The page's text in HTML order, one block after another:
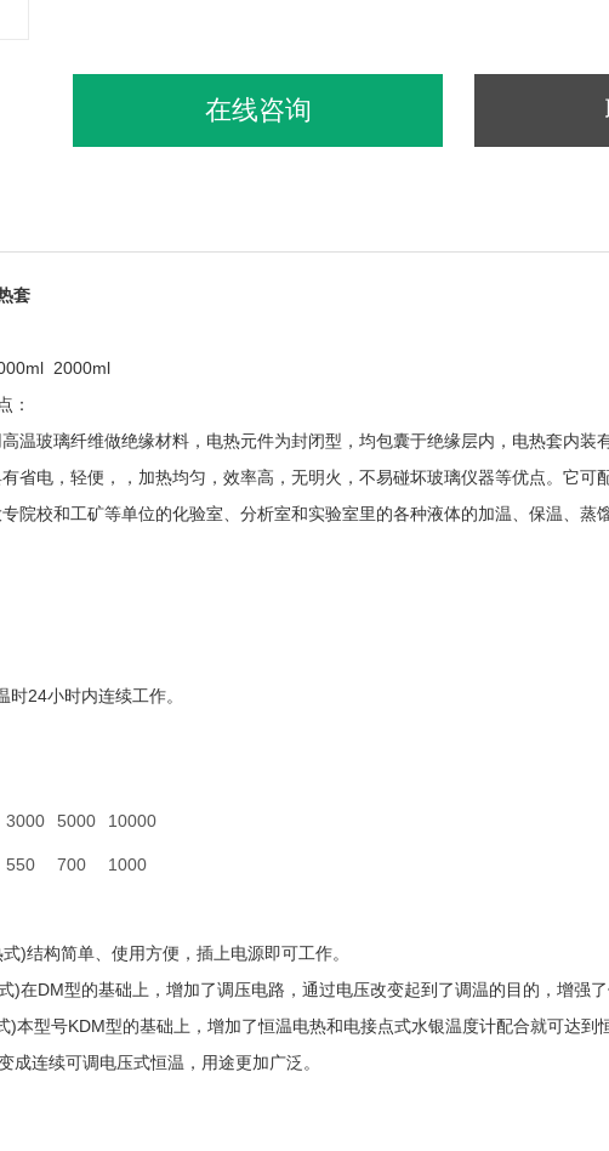
在线咨询
套
2000ml
：
温玻璃纤维做绝缘材料，电热元件为封闭型，均包囊于绝缘层内，电热套内装
省电，轻便，，加热均匀，效率高，无明火，不易碰坏玻璃仪器等优点。它可
院校和工矿等单位的化验室、分析室和实验室里的各种液体的加温、保温、蒸
时24小时内连续工作。
3000 5000 10000
550 700 1000
)结构简单、使用方便，插上电源即可工作。
)在DM型的基础上，增加了调压电路，通过电压改变起到了调温的目的，增强了
本型号KDM型的基础上，增加了恒温电热和电接点式水银温度计配合就可达到
连续可调电压式恒温，用途更加广泛。